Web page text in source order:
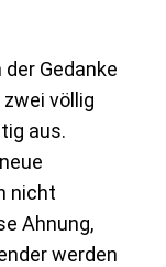
Gedanke
völlig
aus.
nicht
Ahnung,
werden